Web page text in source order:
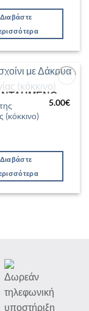
Διαβάστε
Προσθήκη
στη Λίστα
(κόκκινο)
5.00€
Διαβάστε